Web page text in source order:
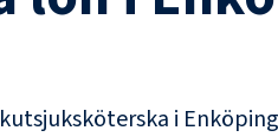
i Enköping